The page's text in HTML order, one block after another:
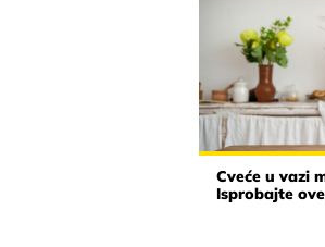
Cveće u vazi
Isprobajte